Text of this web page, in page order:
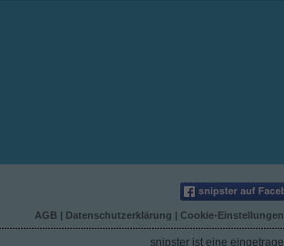
AGB | Datenschutzerklärung | Cookie-Einstellungen
snipster ist eine